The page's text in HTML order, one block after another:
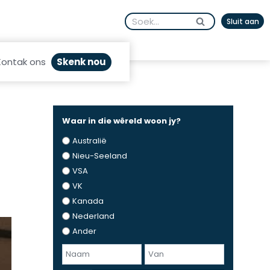
Search
for:
Sluit aan
ons Skenk nou
Waar in die wêreld woon jy?
Australië
Nieu-Seeland
VSA
VK
Kanada
Nederland
Ander
N
a